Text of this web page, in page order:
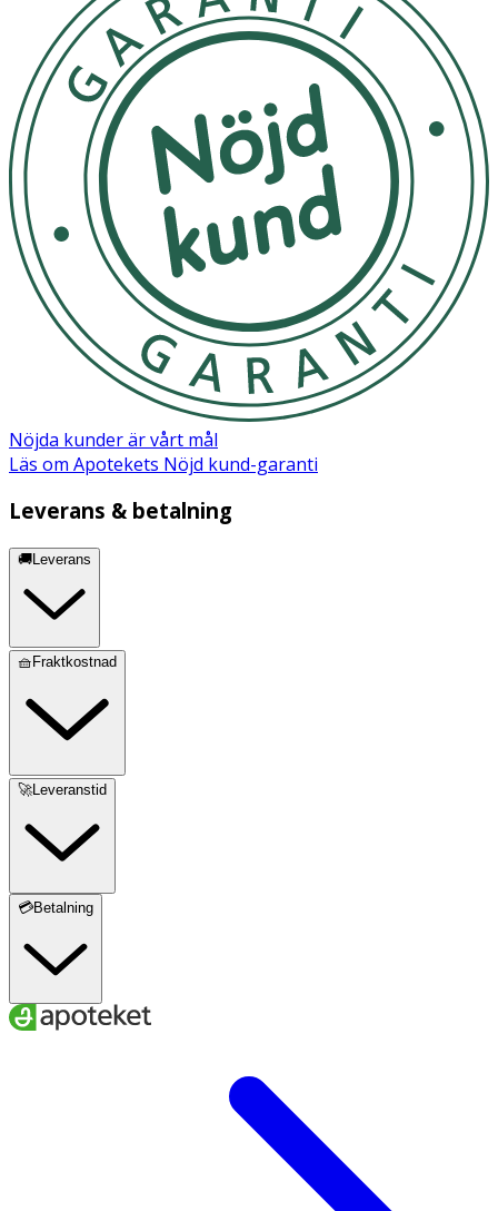
· Tillverkad av 100 % avokadoolja
· Neutral smak och doft
· Tål hög värme (rökpunkt upp till 270 °C)
· Passar för både varm och kall matlagning
Användning
Kan användas till stekning, bakning, sallader, dressingar
och marinader.
Förvaring
Förvaras torrt och svalt. Öppnad förpackning bör
förvaras väl tillsluten.
Näringsinnehåll
Energi kj/kcal
Fett
- varav mättat fett
- varav fleromättat fett
- -varav alfa-linolensyra
Kolhydrat
- varav sockerarter
0 g
Nöjda kunder är vårt mål
Läs om Apotekets Nöjd kund-garanti
Leverans & betalning
🚚Leverans
🧺Fraktkostnad
🚀Leveranstid
💳Betalning